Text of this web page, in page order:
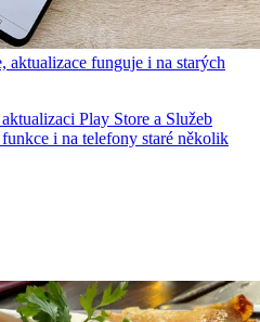
aktualizace funguje i na starých
Play Store a Služeb
i na telefony staré několik